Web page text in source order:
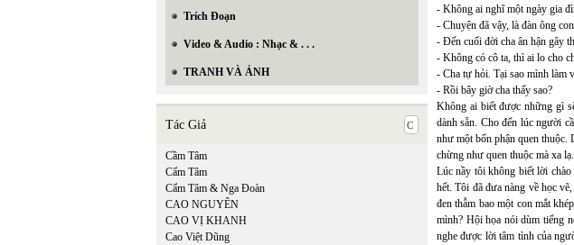
Trích Đoạn
Video & Audio : Nhạc & . . .
TRANH VÀ ẢNH
Tác Giả
Cầm Tâm
Cẩm Tâm
Cẩm Tâm & Nga Đoàn
CAO NGUYÊN
CAO VỊ KHANH
Cao Việt Dũng
- Không ai nghĩ một ngày gia
- Chuyện đã vậy, là đàn ông
- Đến cuối đời cha ân hận gây
- Không có cô ta, thì ai lo cho
- Cha tự hỏi. Tại sao mình làm
- Rồi bây giờ cha thấy sao?
Không ai biết được những gì
dành sẵn. Cho đến lúc người
như một bổn phận quen thuộc.
chừng như quen thuộc mà xa
Lúc nầy tôi không biết lời
hết. Tôi đã đưa nàng về học
đen thẫm bao một con mắt
mình? Hội họa nói dùm tiếng
nghe được lời tâm tình của